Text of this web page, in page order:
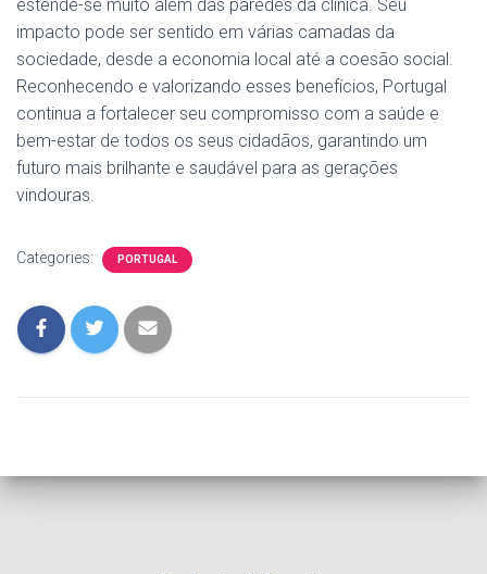
estende-se muito além das paredes da clínica. Seu
impacto pode ser sentido em várias camadas da
sociedade, desde a economia local até a coesão social.
Reconhecendo e valorizando esses benefícios, Portugal
continua a fortalecer seu compromisso com a saúde e
bem-estar de todos os seus cidadãos, garantindo um
futuro mais brilhante e saudável para as gerações
vindouras.
Categories: PORTUGAL